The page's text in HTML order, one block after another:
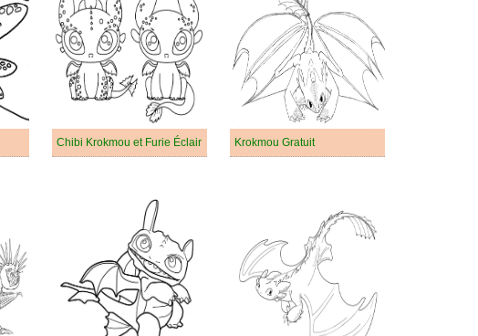
Chibi Krokmou et Furie Éclair Krokmou Gratuit